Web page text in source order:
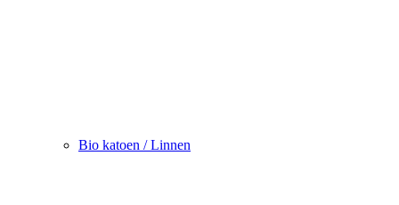
Bio katoen / Linnen